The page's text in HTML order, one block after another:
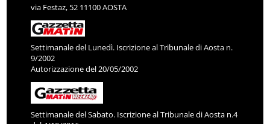
Settimanale del Lunedì. Iscrizione al Tribunale di Aosta n.
9/2002
Autorizzazione del 20/05/2002
Settimanale del Sabato. Iscrizione al Tribunale di Aosta n.4
del 4/10/2016